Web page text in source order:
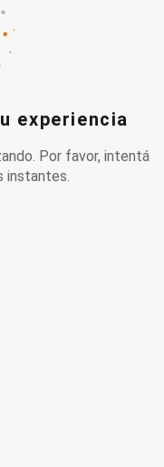
experiencia
Por favor, intentá
instantes.